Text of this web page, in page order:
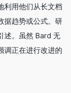
利用他们从长文档
据趋势或公式。研
述。虽然 Bard 无
调正在进行改进的